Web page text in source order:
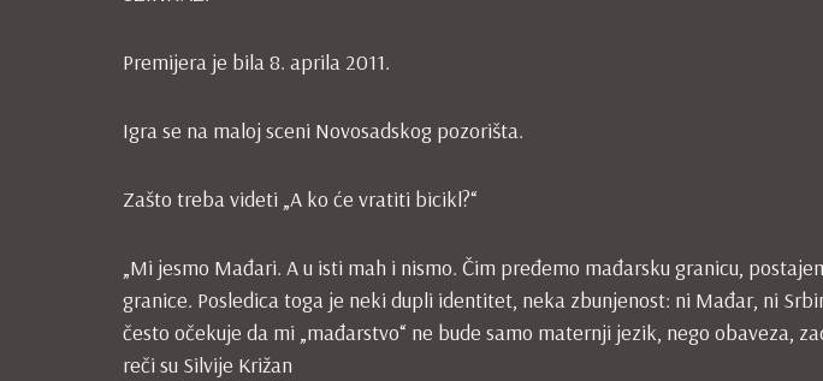
Premijera je bila 8. aprila 2011.
Igra se na maloj sceni Novosadskog pozorišta.
Zašto treba videti „A ko će vratiti bicikl?“
„Mi jesmo Mađari. A u isti mah i nismo. Čim pređemo mađarsku granicu,
granice. Posledica toga je neki dupli identitet, neka zbunjenost: ni Mađar, ni
često očekuje da mi „mađarstvo“ ne bude samo maternji jezik, nego obaveza,
reči su Silvije Križan